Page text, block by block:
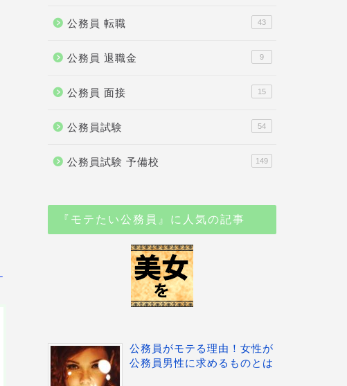
公務員 転職 43
公務員 退職金 9
公務員 面接 15
公務員試験 54
公務員試験 予備校 149
『モテたい公務員』に人気の記事
公務員がモテる理由！女性が
公務員男性に求めるものとは